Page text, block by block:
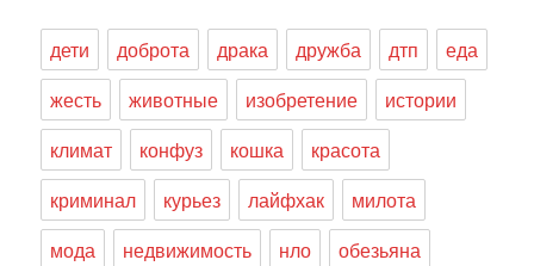
дети доброта драка дружба дтп
еда
жесть
животные изобретение
истории
климат
конфуз кошка
красота
криминал
курьез лайфхак
милота
мода
недвижимость нло
обезьяна